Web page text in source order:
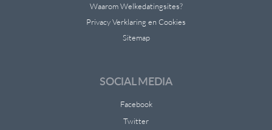
Waarom Welkedatingsites?
Privacy Verklaring en Cookies
Sitemap
SOCIAL MEDIA
Facebook
Twitter